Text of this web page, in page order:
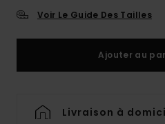
Voir Le Guide Des Tailles
Ajouter au
Livraison à